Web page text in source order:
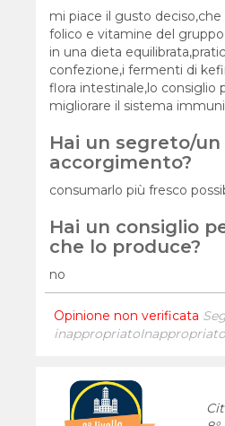
mi piace il gusto
folico e vitamine del
in una dieta
confezione,i fermenti di
flora intestinale,lo consiglio
migliorare il sistema
Hai un segreto/un
accorgimento?
consumarlo più fresco
Hai un consiglio
che lo produce?
no
Opinione non verificata
inappropriato